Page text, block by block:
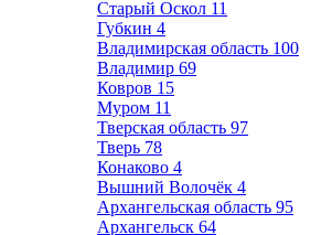
Старый Оскол 11
Губкин 4
Владимирская область 100
Владимир 69
Ковров 15
Муром 11
Тверская область 97
Тверь 78
Конаково 4
Вышний Волочёк 4
Архангельская область 95
Архангельск 64